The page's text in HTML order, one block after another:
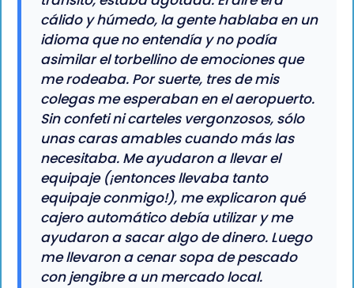
cálido y húmedo, la gente hablaba en un
idioma que no entendía y no podía
asimilar el torbellino de emociones que
me rodeaba. Por suerte, tres de mis
colegas me esperaban en el aeropuerto.
Sin confeti ni carteles vergonzosos, sólo
unas caras amables cuando más las
necesitaba. Me ayudaron a llevar el
equipaje (¡entonces llevaba tanto
equipaje conmigo!), me explicaron qué
cajero automático debía utilizar y me
ayudaron a sacar algo de dinero. Luego
me llevaron a cenar sopa de pescado
con jengibre a un mercado local.